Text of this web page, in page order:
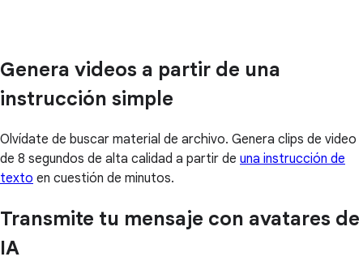
Genera videos a partir de una
instrucción simple
Olvídate de buscar material de archivo. Genera clips de video
de 8 segundos de alta calidad a partir de una instrucción de
texto en cuestión de minutos.
Transmite tu mensaje con avatares de
IA